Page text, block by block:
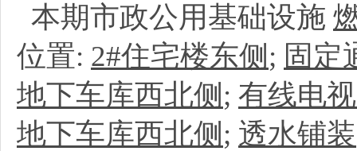
本期市政公用基础设施
位置: 2#住宅楼东侧 ; 固定
地下车库西北侧 ; 有线电
地下车库西北侧 ; 透水铺装